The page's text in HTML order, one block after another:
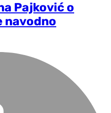
Pajković o
navodno